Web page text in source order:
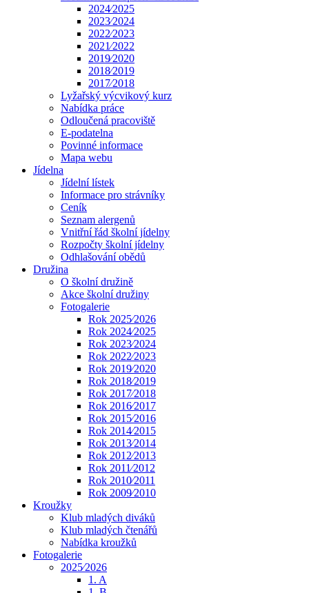
2024⁄2025
2023⁄2024
2022⁄2023
2021⁄2022
2019⁄2020
2018⁄2019
2017⁄2018
Lyžařský výcvikový kurz
Nabídka práce
Odloučená pracoviště
E-podatelna
Povinné informace
Mapa webu
Jídelna
Jídelní lístek
Informace pro strávníky
Ceník
Seznam alergenů
Vnitřní řád školní jídelny
Rozpočty školní jídelny
Odhlašování obědů
Družina
O školní družině
Akce školní družiny
Fotogalerie
Rok 2025⁄2026
Rok 2024⁄2025
Rok 2023⁄2024
Rok 2022⁄2023
Rok 2019⁄2020
Rok 2018⁄2019
Rok 2017⁄2018
Rok 2016⁄2017
Rok 2015⁄2016
Rok 2014⁄2015
Rok 2013⁄2014
Rok 2012⁄2013
Rok 2011⁄2012
Rok 2010⁄2011
Rok 2009⁄2010
Kroužky
Klub mladých diváků
Klub mladých čtenářů
Nabídka kroužků
Fotogalerie
2025⁄2026
1. A